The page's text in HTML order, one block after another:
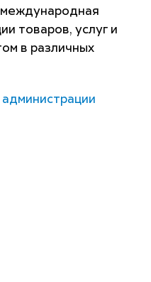
международная
товаров, услуг и
в различных